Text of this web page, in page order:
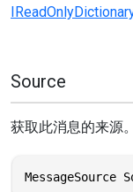
Source
获取此消息的来源。